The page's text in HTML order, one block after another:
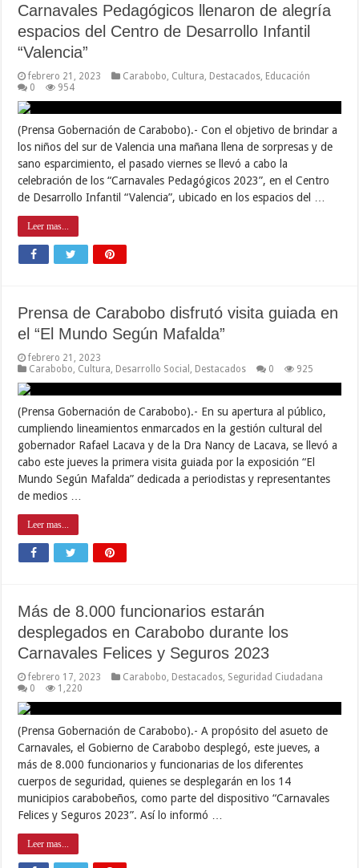
Carnavales Pedagógicos llenaron de alegría
espacios del Centro de Desarrollo Infantil
“Valencia”
febrero 21, 2023 Carabobo Cultura Destacados Educación
0
954
(Prensa Gobernación de Carabobo).- Con el objetivo de brindar a
los niños del sur de Valencia una mañana llena de sorpresas y de
sano esparcimiento, el pasado viernes se llevó a cabo la
celebración de los “Carnavales Pedagógicos 2023”, en el Centro
de Desarrollo Infantil “Valencia”, ubicado en los espacios del …
Leer mas...
Prensa de Carabobo disfrutó visita guiada en
el “El Mundo Según Mafalda”
febrero 21, 2023
Carabobo Cultura Desarrollo Social Destacados 0 925
(Prensa Gobernación de Carabobo).- En su apertura al público,
cumpliendo lineamientos enmarcados en la gestión cultural del
gobernador Rafael Lacava y de la Dra Nancy de Lacava, se llevó a
cabo este jueves la primera visita guiada por la exposición “El
Mundo Según Mafalda” dedicada a periodistas y representantes
de medios …
Leer mas...
Más de 8.000 funcionarios estarán
desplegados en Carabobo durante los
Carnavales Felices y Seguros 2023
febrero 17, 2023 Carabobo Destacados Seguridad Ciudadana
0
1,220
(Prensa Gobernación de Carabobo).- A propósito del asueto de
Carnavales, el Gobierno de Carabobo desplegó, este jueves, a
más de 8.000 funcionarios y funcionarias de los diferentes
cuerpos de seguridad, quienes se desplegarán en los 14
municipios carabobeños, como parte del dispositivo “Carnavales
Felices y Seguros 2023”. Así lo informó …
Leer mas...